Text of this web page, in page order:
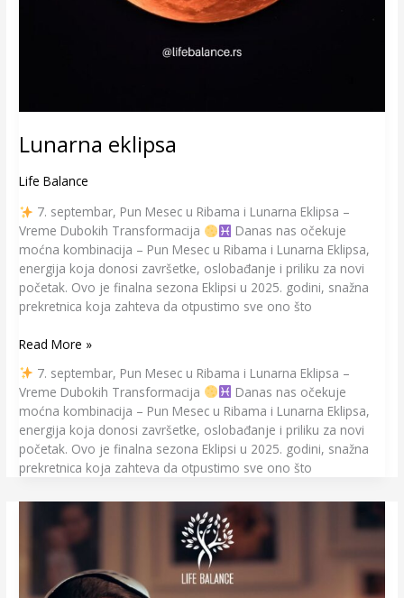
Lunarna eklipsa
Life Balance
7. septembar, Pun Mesec u Ribama i Lunarna Eklipsa –
Vreme Dubokih Transformacija
Danas nas očekuje
moćna kombinacija – Pun Mesec u Ribama i Lunarna Eklipsa,
energija koja donosi završetke, oslobađanje i priliku za novi
početak. Ovo je finalna sezona Eklipsi u 2025. godini, snažna
prekretnica koja zahteva da otpustimo sve ono što
Read More »
7. septembar, Pun Mesec u Ribama i Lunarna Eklipsa –
Vreme Dubokih Transformacija
Danas nas očekuje
moćna kombinacija – Pun Mesec u Ribama i Lunarna Eklipsa,
energija koja donosi završetke, oslobađanje i priliku za novi
početak. Ovo je finalna sezona Eklipsi u 2025. godini, snažna
prekretnica koja zahteva da otpustimo sve ono što